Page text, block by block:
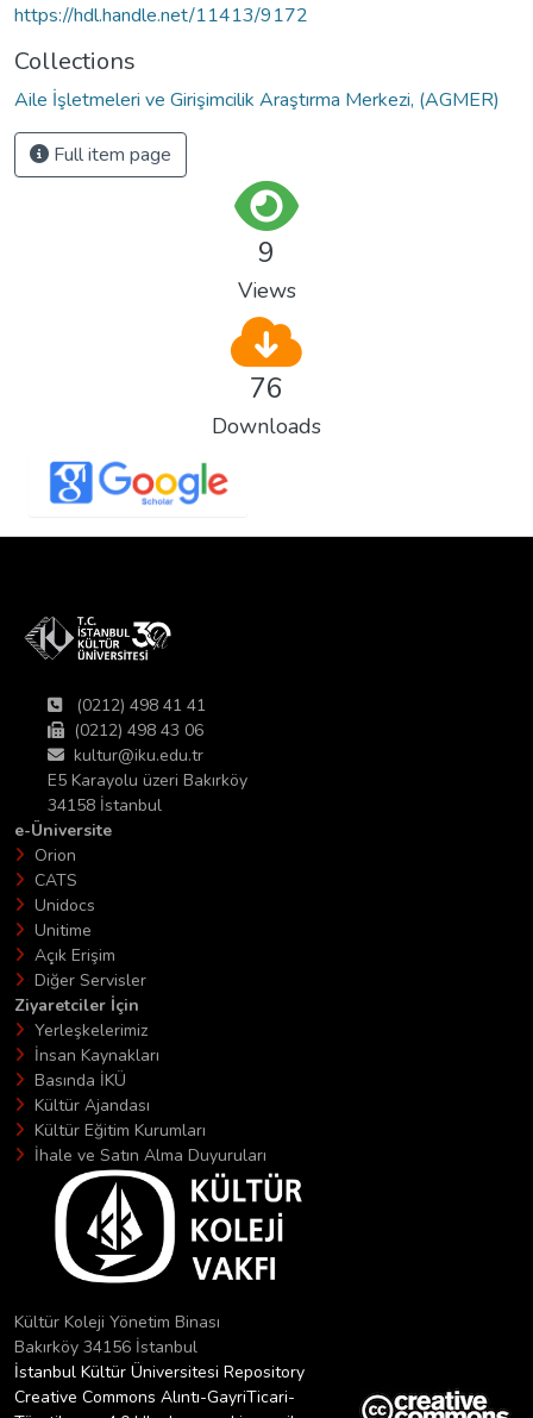
https://hdl.handle.net/11413/9172
Collections
Aile İşletmeleri ve Girişimcilik Araştırma Merkezi, (AGMER)
Full item page
9
Views
76
Downloads
(0212) 498 41 41
(0212) 498 43 06
kultur@iku.edu.tr
E5 Karayolu üzeri Bakırköy
34158 İstanbul
e-Üniversite
Orion
CATS
Unidocs
Unitime
Açık Erişim
Diğer Servisler
Ziyaretciler İçin
Yerleşkelerimiz
İnsan Kaynakları
Basında İKÜ
Kültür Ajandası
Kültür Eğitim Kurumları
İhale ve Satın Alma Duyuruları
Kültür Koleji Yönetim Binası
Bakırköy 34156 İstanbul
İstanbul Kültür Üniversitesi Repository
Creative Commons Alıntı-GayriTicari-